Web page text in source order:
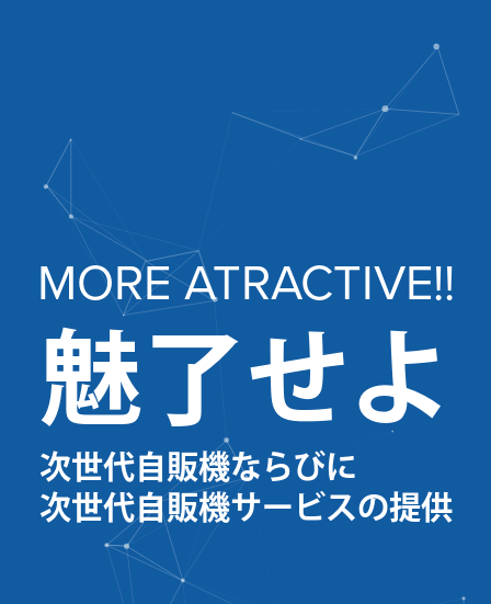
MORE ATRACTIVE!!
魅了せよ
次世代自販機ならびに
次世代自販機サービスの提供